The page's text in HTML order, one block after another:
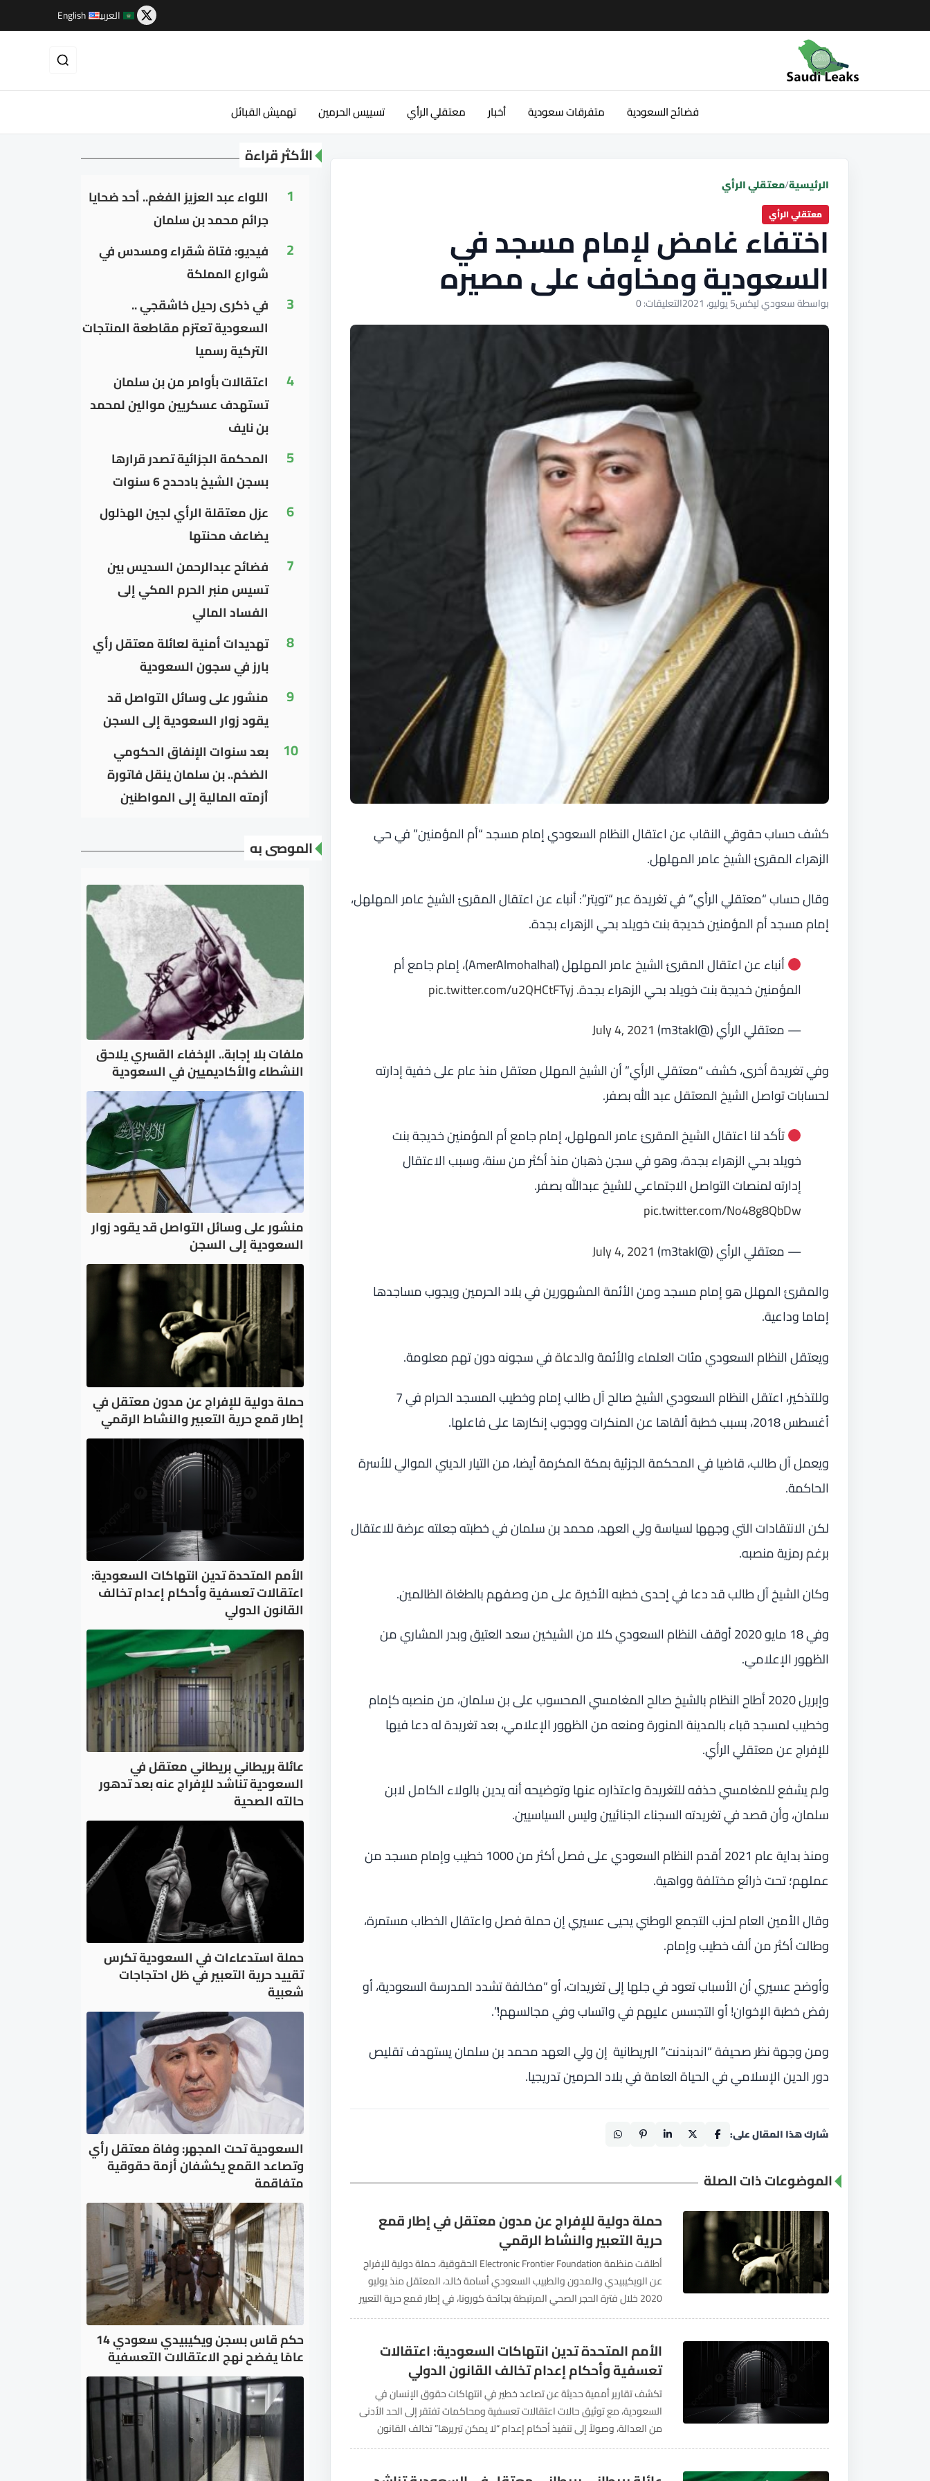
العربية English
فضائح السعودية متفرقات سعودية أخبار معتقلي الرأي تسييس الحرمين تهميش القبائل
الرئيسية/معتقلي الرأي
معتقلي الرأي
اختفاء غامض لإمام مسجد في
السعودية ومخاوف على مصيره
بواسطة سعودي ليكس5 يوليو، 2021 التعليقات: 0
كشف حساب حقوقي النقاب عن اعتقال النظام السعودي إمام مسجد “أم المؤمنين” في حي
الزهراء المقرئ الشيخ عامر المهلهل.
وقال حساب “معتقلي الرأي” في تغريدة عبر “تويتر”: أنباء عن اعتقال المقرئ الشيخ عامر المهلهل،
إمام مسجد أم المؤمنين خديجة بنت خويلد بحي الزهراء بجدة.
أنباء عن اعتقال المقرئ الشيخ عامر المهلهل (AmerAlmohalhal)، إمام جامع أم
المؤمنين خديجة بنت خويلد بحي الزهراء بجدة.pic.twitter.com/u2QHCtFTyj
— معتقلي الرأي (@m3takl)
July 4, 2021
وفي تغريدة أخرى، كشف “معتقلي الرأي” أن الشيخ المهلل معتقل منذ عام على خفية إدارته
لحسابات تواصل الشيخ المعتقل عبد الله بصفر.
تأكد لنا اعتقال الشيخ المقرئ عامر المهلهل، إمام جامع أم المؤمنين خديجة بنت
خويلد بحي الزهراء بجدة، وهو في سجن ذهبان منذ أكثر من سنة، وسبب الاعتقال
إدارته لمنصات التواصل الاجتماعي للشيخ عبدالله بصفر.
pic.twitter.com/No48g8QbDw
— معتقلي الرأي (@m3takl)
July 4, 2021
والمقرئ المهلل هو إمام مسجد ومن الأئمة المشهورين في بلاد الحرمين ويجوب مساجدها
إماما وداعية.
ويعتقل النظام السعودي مئات العلماء والأئمة والدعاةفي سجونه دون تهم معلومة.
وللتذكير، اعتقل النظام السعودي الشيخ صالح آل طالب إمام وخطيب المسجد الحرام في 7
أغسطس 2018، بسبب خطبة ألقاها عن المنكرات ووجوب إنكارها على فاعلها.
ويعمل آل طالب، قاضيا في المحكمة الجزئية بمكة المكرمة أيضا، من التيار الديني الموالي للأسرة
الحاكمة.
لكن الانتقادات التي وجهها لسياسة ولي العهد، محمد بن سلمان في خطبته جعلته عرضة للاعتقال
برغم رمزية منصبه.
وكان الشيخ آل طالب قد دعا في إحدى خطبه الأخيرة على من وصفهم بالطغاة الظالمين.
وفي 18 مايو 2020 أوقف النظام السعودي كلا من الشيخين سعد العتيق وبدر المشاري من
الظهور الإعلامي.
وإبريل 2020 أطاح النظام بالشيخ صالح المغامسي المحسوب على بن سلمان، من منصبه كإمام
وخطيب لمسجد قباء بالمدينة المنورة ومنعه من الظهور الإعلامي، بعد تغريدة له دعا فيها
للإفراج عن معتقلي الرأي.
ولم يشفع للمغامسي حذفه للتغريدة واعتذاره عنها وتوضيحه أنه يدين بالولاء الكامل لابن
سلمان، وأن قصد في تغريدته السجناء الجنائيين وليس السياسيين.
ومنذ بداية عام 2021 أقدم النظام السعودي على فصل أكثر من 1000 خطيب وإمام مسجد من
عملهم؛ تحت ذرائع مختلفة وواهية.
وقال الأمين العام لحزب التجمع الوطني يحيى عسيري إن حملة فصل واعتقال الخطاب مستمرة،
وطالت أكثر من ألف خطيب وإمام.
وأوضح عسيري أن الأسباب تعود في جلها إلى تغريدات، أو “مخالفة تشدد المدرسة السعودية، أو
رفض خطبة الإخوان! أو التجسس عليهم في واتساب وفي مجالسهم!”.
ومن وجهة نظر صحيفة “اندبندنت” البريطانية إن ولي العهد محمد بن سلمان يستهدف تقليص
دور الدين الإسلامي في الحياة العامة في بلاد الحرمين تدريجيا.
شارك هذا المقال على:
الموضوعات ذات الصلة
حملة دولية للإفراج عن مدون معتقل في إطار قمع
حرية التعبير والنشاط الرقمي
أطلقت منظمة Electronic Frontier Foundation الحقوقية، حملة دولية للإفراج
عن الويكيبيدي والمدون والطبيب السعودي أسامة خالد، المعتقل منذ يوليو
2020 خلال فترة الحجر الصحي المرتبطة بجائحة كورونا، في إطار قمع حرية التعبير
والنشاط الرقمي. وتأتي الحملة بعد تثبيت حكم بالسجن...
الأمم المتحدة تدين انتهاكات السعودية: اعتقالات
تعسفية وأحكام إعدام تخالف القانون الدولي
تكشف تقارير أممية حديثة عن تصاعد خطير في انتهاكات حقوق الإنسان في
السعودية، مع توثيق حالات اعتقالات تعسفية ومحاكمات تفتقر إلى الحد الأدنى
من العدالة، وصولاً إلى تنفيذ أحكام إعدام “لا يمكن تبريرها” تخالف القانون
الدولي. وأكد فريق العمل المعني...
الأكثر قراءة
1
اللواء عبد العزيز الفغم.. أحد ضحايا
جرائم محمد بن سلمان
2
فيديو: فتاة شقراء ومسدس في
شوارع المملكة
3
في ذكرى رحيل خاشقجي ..
السعودية تعتزم مقاطعة المنتجات
التركية رسميا
4
اعتقالات بأوامر من بن سلمان
تستهدف عسكريين موالين لمحمد
بن نايف
5
المحكمة الجزائية تصدر قرارها
بسجن الشيخ بادحدح 6 سنوات
6
عزل معتقلة الرأي لجين الهذلول
يضاعف محنتها
7
فضائح عبدالرحمن السديس بين
تسيس منبر الحرم المكي إلى
الفساد المالي
8
تهديدات أمنية لعائلة معتقل رأي
بارز في سجون السعودية
9
منشور على وسائل التواصل قد
يقود زوار السعودية إلى السجن
10
بعد سنوات الإنفاق الحكومي
الضخم.. بن سلمان ينقل فاتورة
أزمته المالية إلى المواطنين
الموصى به
ملفات بلا إجابة.. الإخفاء القسري يلاحق
النشطاء والأكاديميين في السعودية
منشور على وسائل التواصل قد يقود زوار
السعودية إلى السجن
حملة دولية للإفراج عن مدون معتقل في
إطار قمع حرية التعبير والنشاط الرقمي
الأمم المتحدة تدين انتهاكات السعودية:
اعتقالات تعسفية وأحكام إعدام تخالف
القانون الدولي
عائلة بريطاني بريطاني معتقل في
السعودية تناشد للإفراج عنه بعد تدهور
حالته الصحية
حملة استدعاءات في السعودية تكرس
تقييد حرية التعبير في ظل احتجاجات
شعبية
السعودية تحت المجهر: وفاة معتقل رأي
وتصاعد القمع يكشفان أزمة حقوقية
متفاقمة
حكم قاس بسجن ويكيبيدي سعودي 14
عامًا يفضح نهج الاعتقالات التعسفية